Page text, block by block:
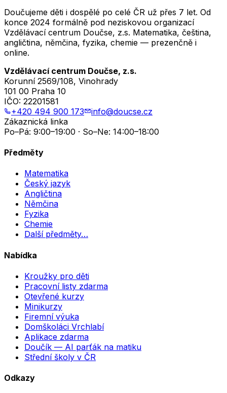
Doučujeme děti i dospělé po celé ČR už přes 7 let. Od
konce 2024 formálně pod neziskovou organizací
Vzdělávací centrum Doučse, z.s. Matematika, čeština,
angličtina, němčina, fyzika, chemie — prezenčně i
online.
Vzdělávací centrum Doučse, z.s.
Korunní 2569/108, Vinohrady
101 00 Praha 10
IČO: 22201581
+420 494 900 173
info@doucse.cz
Zákaznická linka
Po–Pá: 9:00–19:00 · So–Ne: 14:00–18:00
Předměty
Matematika
Český jazyk
Angličtina
Němčina
Fyzika
Chemie
Další předměty…
Nabídka
Kroužky pro děti
Pracovní listy zdarma
Otevřené kurzy
Minikurzy
Firemní výuka
Domškoláci Vrchlabí
Aplikace zdarma
Doučík — AI parťák na matiku
Střední školy v ČR
Odkazy